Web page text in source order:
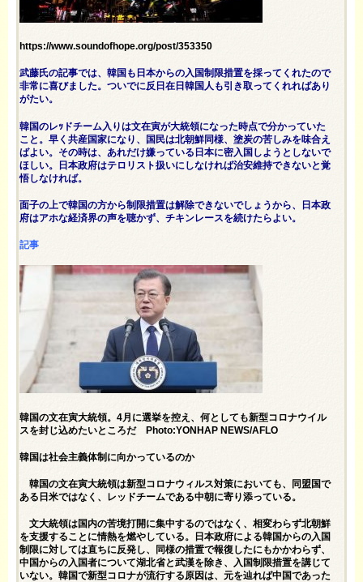
https://www.soundofhope.org/post/353350
武藤氏の記事では、韓国も日本からの入国制限措置を採ってくれたので
非常に喜びました。ついでに反日在日韓国人も引き取ってくれればあり
がたい。
韓国のレｯドチーム入りは文在寅が大統領になった時点で分かっていた
こと。早く共産国家になり、国民は北朝鮮同様、塗炭の苦しみを味合え
ばよい。その時は、あれだけ嫌っている日本に密入国しようとしないで
ほしい。日本政府はテロリスト扱いにしなければ治安維持できないと覚
悟しなければ。
面子の上で韓国の方から制限措置は解除できないでしょうから、日本政
府はアホな経済界の声を聴かず、チキンレースを続けたらよい。
記事
韓国の文在寅大統領。4月に選挙を控え、何としても新型コロナウイル
スを封じ込めたいところだ Photo:YONHAP NEWS/AFLO
韓国は社会主義体制に向かっているのか
韓国の文在寅大統領は新型コロナウィルス対策においても、同盟国で
ある日米ではなく、レッドチームである中朝に寄り添っている。
文大統領は国内の苦境打開に集中するのではなく、相変わらず北朝鮮
を支援することに情熱を燃やしている。日本政府による韓国からの入国
制限に対しては直ちに反発し、同様の措置で報復したにもかかわらず、
中国からの入国者について湖北省と武漢を除き、入国制限措置を講じて
いない。韓国で新型コロナが流行する原因は、元を辿れば中国であった